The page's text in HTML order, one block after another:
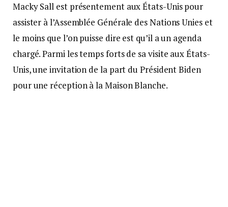
Macky Sall est présentement aux États-Unis pour
assister à l’Assemblée Générale des Nations Unies et
le moins que l’on puisse dire est qu’il a un agenda
chargé. Parmi les temps forts de sa visite aux États-
Unis, une invitation de la part du Président Biden
pour une réception à la Maison Blanche.